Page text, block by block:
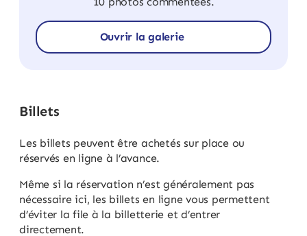
Ouvrir la galerie
Billets
Les billets peuvent être achetés sur place ou
réservés en ligne à l’avance.
Même si la réservation n’est généralement pas
nécessaire ici, les billets en ligne vous permettent
d’éviter la file à la billetterie et d’entrer
directement.